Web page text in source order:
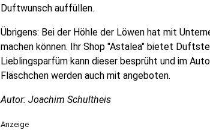
Duftwunsch auffüllen.
Übrigens: Bei der Höhle der Löwen hat mit
machen können. Ihr Shop "Astalea" bietet
Lieblingsparfüm kann dieser besprüht und im
Fläschchen werden auch mit angeboten.
Autor: Joachim Schultheis
Anzeige